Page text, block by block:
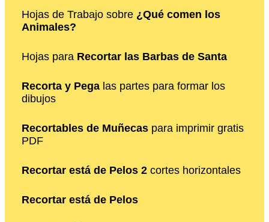
Hojas de Trabajo sobre ¿Qué comen los
Animales?
Hojas para Recortar las Barbas de Santa
Recorta y Pega las partes para formar los
dibujos
Recortables de Muñecas para imprimir gratis
PDF
Recortar está de Pelos 2 cortes horizontales
Recortar está de Pelos